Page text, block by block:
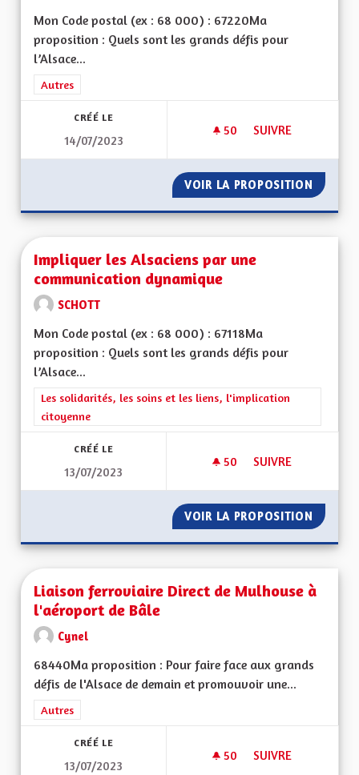
Mon Code postal (ex : 68 000) : 67220Ma
proposition : Quels sont les grands défis pour
l’Alsace...
Filtrer les résultats de la catégorie : Autres
Autres
CRÉÉ LE
14/07/2023
50 50 ABONNÉS
SUIVRE
VOIR LA PROPOSITION POUR
Impliquer les Alsaciens par une
communication dynamique
SCHOTT
Mon Code postal (ex : 68 000) : 67118Ma
proposition : Quels sont les grands défis pour
l’Alsace...
Filtrer les résultats de la catégorie : Les solidarités, les soins
Les solidarités, les soins et les liens, l'implication
citoyenne
CRÉÉ LE
13/07/2023
50 50 ABONNÉS
SUIVRE
VOIR LA PROPOSITION
Liaison ferroviaire Direct de Mulhouse à
l'aéroport de Bâle
Cynel
68440Ma proposition : Pour faire face aux grands
défis de l'Alsace de demain et promouvoir une...
Filtrer les résultats de la catégorie : Autres
Autres
CRÉÉ LE
13/07/2023
50 50 ABONNÉS
SUIVRE